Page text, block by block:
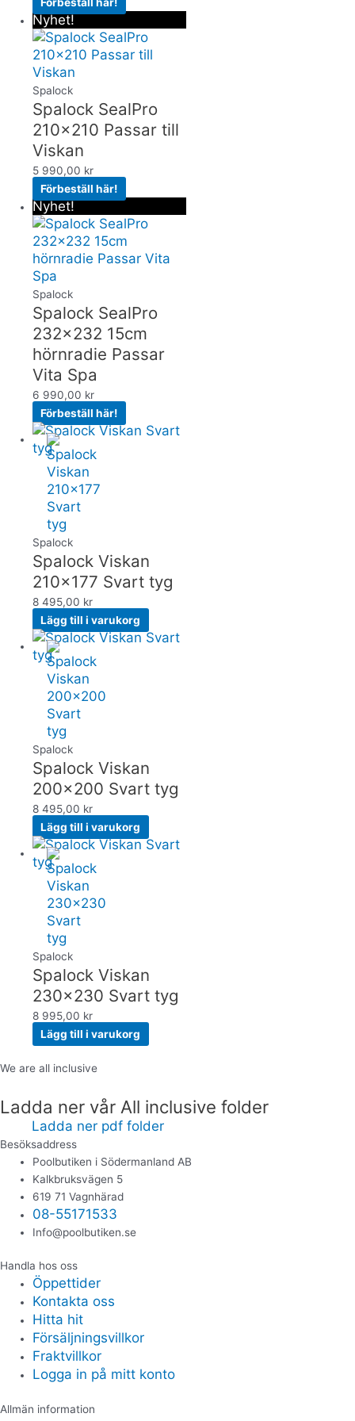
Nyhet!
Spalock
Spalock SealPro
210×210 Passar till
Viskan
5 990,00 kr
Förbeställ här!
Nyhet!
Spalock
Spalock SealPro
232×232 15cm
hörnradie Passar
Vita Spa
6 990,00 kr
Förbeställ här!
Spalock
Spalock Viskan
210×177 Svart tyg
8 495,00 kr
Lägg till i varukorg
Spalock
Spalock Viskan
200×200 Svart tyg
8 495,00 kr
Lägg till i varukorg
Spalock
Spalock Viskan
230×230 Svart tyg
8 995,00 kr
Lägg till i varukorg
We are all inclusive
Ladda ner vår All inclusive folder
Ladda ner pdf folder
Besöksaddress
Poolbutiken i Södermanland AB
Kalkbruksvägen 5
619 71 Vagnhärad
08-55171533
Info@poolbutiken.se
Handla hos oss
Öppettider
Kontakta oss
Hitta hit
Försäljningsvillkor
Fraktvillkor
Logga in på mitt konto
Allmän information